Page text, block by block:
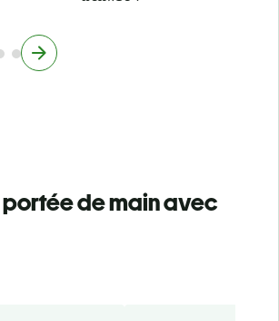
portée de main avec